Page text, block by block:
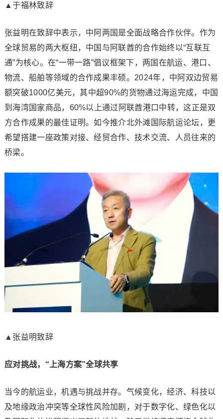
▲于福林致辞
张益明在致辞中表示，中阿两国是全面战略合作伙伴。作为
全球贸易的两大枢纽，中国与阿联酋的合作始终以“互联互
通”为核心。在“一带一路”倡议框架下，两国在航运、港口、
物流、船舶等领域的合作成果丰硕。2024年，中阿双边贸易
额突破1000亿美元，其中超90%的货物通过海运完成，中国
到海湾国家商品，60%以上通过阿联酋港口中转，这正是双
方合作成果的最佳证明。如今推介北外滩国际航运论坛，更
希望搭建一座政策对接、经贸合作、技术交流、人员往来的
桥梁。
▲张益明致辞
应对挑战，“上海方案”全球共享
当今的航运业，机遇与挑战并存。气候变化，经济、科技以
及地缘政治冲突等全球性风险加剧，对于数字化、绿色化以